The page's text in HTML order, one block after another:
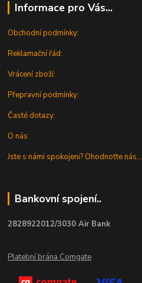
Informace pro Vás...
Obchodní podmínky:
Reklamační řád:
Vrácení zboží:
Přepravní podmínky:
Časté dotazy:
O nás:
Jste s námi spokojeni? Ohodnoťte nás...
Bankovní spojení..
2828922012/3030 Air Bank
Platební brána Comgate